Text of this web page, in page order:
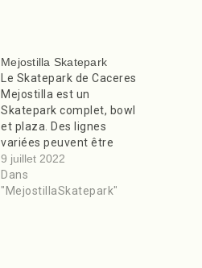
Mejostilla Skatepark
Le Skatepark de Caceres
Mejostilla est un
Skatepark complet, bowl
et plaza. Des lignes
variées peuvent être
réalisées dans les deux
disciplines. Il est un peu
petit. Curbs, barre a slide,
9 juillet 2022
Dans
"MejostillaSkatepark"